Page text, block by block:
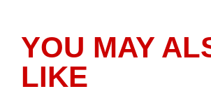
YOU MAY
LIKE